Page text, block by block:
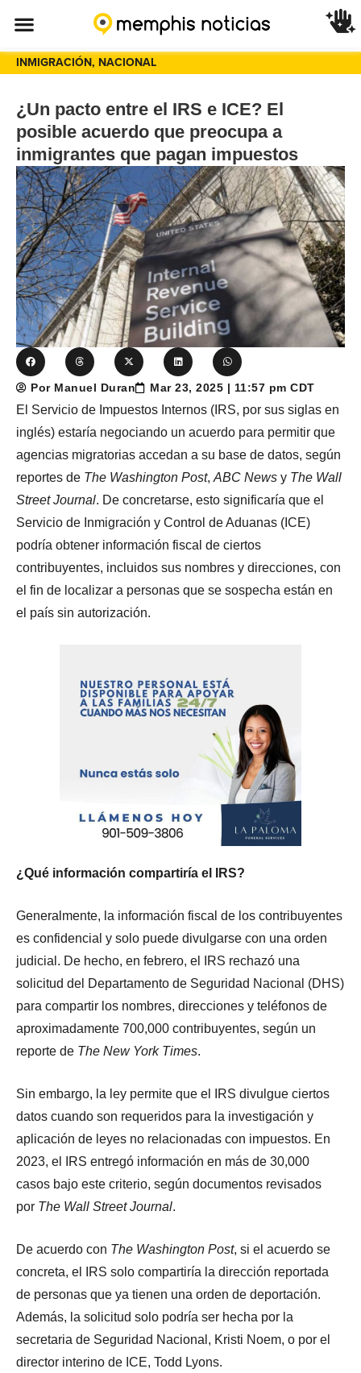
INMIGRACIÓN, NACIONAL
¿Un pacto entre el IRS e ICE? El
posible acuerdo que preocupa a
inmigrantes que pagan impuestos
Por Manuel Duran Mar 23, 2025 | 11:57 pm CDT
El Servicio de Impuestos Internos (IRS, por sus siglas en
inglés) estaría negociando un acuerdo para permitir que
agencias migratorias accedan a su base de datos, según
reportes de The Washington Post,ABC News y The Wall
Street Journal. De concretarse, esto significaría que el
Servicio de Inmigración y Control de Aduanas (ICE)
podría obtener información fiscal de ciertos
contribuyentes, incluidos sus nombres y direcciones, con
el fin de localizar a personas que se sospecha están en
el país sin autorización.
¿Qué información compartiría el IRS?
Generalmente, la información fiscal de los contribuyentes
es confidencial y solo puede divulgarse con una orden
judicial. De hecho, en febrero, el IRS rechazó una
solicitud del Departamento de Seguridad Nacional (DHS)
para compartir los nombres, direcciones y teléfonos de
aproximadamente 700,000 contribuyentes, según un
reporte de The New York Times.
Sin embargo, la ley permite que el IRS divulgue ciertos
datos cuando son requeridos para la investigación y
aplicación de leyes no relacionadas con impuestos. En
2023, el IRS entregó información en más de 30,000
casos bajo este criterio, según documentos revisados
por The Wall Street Journal.
De acuerdo con The Washington Post, si el acuerdo se
concreta, el IRS solo compartiría la dirección reportada
de personas que ya tienen una orden de deportación.
Además, la solicitud solo podría ser hecha por la
secretaria de Seguridad Nacional, Kristi Noem, o por el
director interino de ICE, Todd Lyons.